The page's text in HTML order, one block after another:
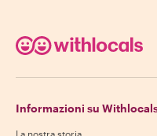
Informazioni su
La nostra storia